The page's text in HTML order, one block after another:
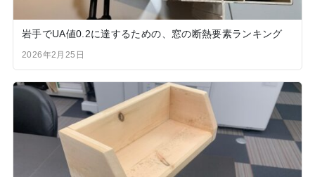
岩手でUA値0.2に達するための、窓の断熱要素ランキング
2026年2月25日